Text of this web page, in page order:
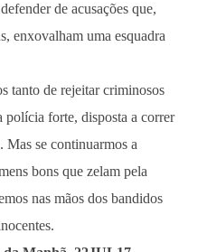
de acusações que,
enxovalham uma esquadra
tanto de rejeitar criminosos
polícia forte, disposta a correr
Mas se continuarmos a
bons que zelam pela
nas mãos dos bandidos